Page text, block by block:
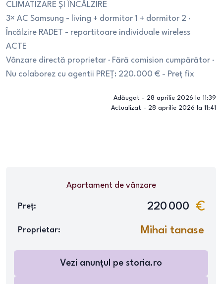
CLIMATIZARE ȘI ÎNCĂLZIRE
3× AC Samsung - living + dormitor 1 + dormitor 2 ·
Încălzire RADET - repartitoare individuale wireless
ACTE
Vânzare directă proprietar · Fără comision cumpărător ·
Nu colaborez cu agentii PREȚ: 220.000 € - Preț fix
Adăugat - 28 aprilie 2026 la 11:39
Actualizat - 28 aprilie 2026 la 11:41
Apartamentde vânzare
Preț: 220 000
Proprietar: Mihai tanase
Vezi anunțul pe storia.ro